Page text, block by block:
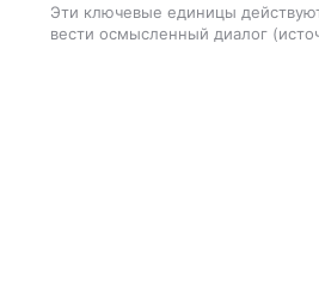
Эти ключевые единицы
вести осмысленный диалог